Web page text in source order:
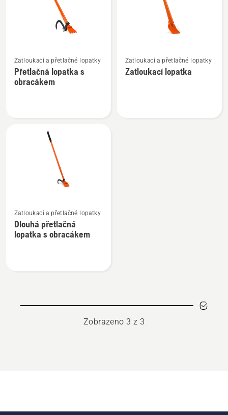
více
informací
obracákem
Zatloukací a přetlačné lopatky
Přetlačná lopatka s
obracákem
více
informací
Zatloukací a přetlačné lopatky
Zatloukací lopatka
více
informací
Zatloukací a přetlačné lopatky
Dlouhá přetlačná
lopatka s obracákem
Zobrazeno 3 z 3